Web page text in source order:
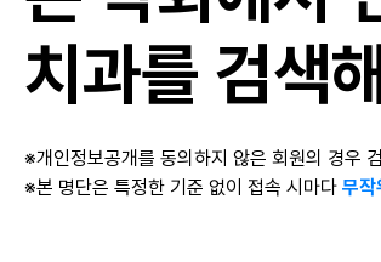
치과를 검색
※개인정보공개를 동의하지 않은 회원의 경우
※본 명단은 특정한 기준 없이 접속 시마다 무작